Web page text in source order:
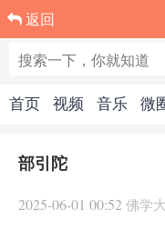
返回
首页 视频 音乐 微
部引陀
2025-06-01 00:52 佛学